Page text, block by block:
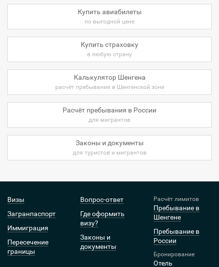
Купить авиабилеты
по выгодной цене
Купить страховку
в любую страну
Калькулятор Шенгена
расчёт пребывания в Шенгенской зоне
Расчёт пребывания в России
для мигрантов
Законы и документы
для туристов и мигрантов
Визы
Загранпаспорт
Иммиграция
Пересечение
границы
Вопрос-ответ
Где оформить
визу?
Законы и
документы
Расчёт лимитов
Пребывание в
Шенгене
Пребывание в
России
Бронирование
Отель